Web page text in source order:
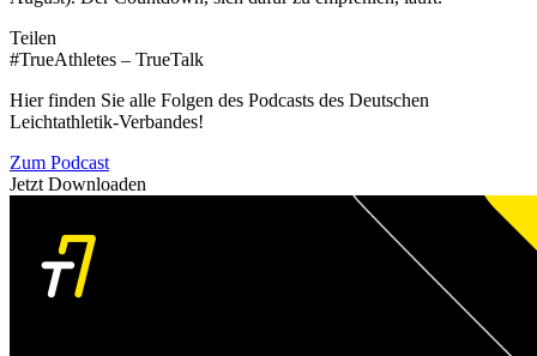
Teilen
#TrueAthletes – TrueTalk
Hier finden Sie alle Folgen des Podcasts des Deutschen
Leichtathletik-Verbandes!
Zum Podcast
Jetzt Downloaden